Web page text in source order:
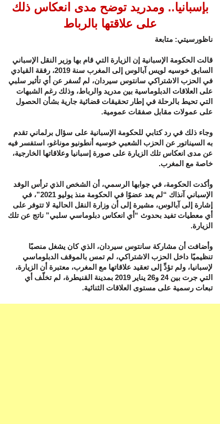
بإسبانيا.. ومدريد توضح مدى انعكاس ذلك
على علاقتها بالرباط
ناظورسيتي: متابعة
قالت الحكومة الإسبانية إن الزيارة التي قام بها وزير النقل الإسباني
السابق خوسيه لويس آبالوس إلى المغرب سنة 2019، رفقة القيادي
في الحزب الاشتراكي سانتوس سيردان، لم تُسفر عن أي تأثير سلبي
على العلاقات الدبلوماسية بين مدريد والرباط، وذلك رغم الشبهات
التي تحيط بالرحلة في إطار تحقيقات قضائية جارية بشأن الحصول
على عمولات مقابل صفقات عمومية.
وجاء ذلك في رد كتابي للحكومة الإسبانية على سؤال برلماني تقدم
به السيناتور عن الحزب الشعبي خوسيه أنطونيو موناغو، استفسر فيه
عن مدى انعكاس تلك الزيارة على صورة إسبانيا وعلاقاتها الخارجية،
خاصة مع المغرب.
وأكدت الحكومة، في جوابها الرسمي، أن الشخص الذي ترأس الوفد
الإسباني آنذاك “لم يعد عضوًا في الحكومة منذ يوليو 2021”، في
إشارة إلى آبالوس، مشيرة إلى أن وزارة النقل الحالية لا تتوفر على
أي معطيات تفيد بحدوث “أي انعكاس دبلوماسي سلبي” ناتج عن تلك
الزيارة.
وأضافت أن مشاركة سانتوس سيردان، الذي كان يشغل منصبًا
تنظيميًا داخل الحزب الاشتراكي، لم تمس بالموقف الدبلوماسي
لإسبانيا، ولم تؤدِّ إلى تعقيد علاقاتها مع المغرب، معتبرة أن الزيارة،
التي جرت بين 24 و26 يناير 2019 بمدينة القنيطرة، لم تخلّف أي
تبعات رسمية على مستوى العلاقات الثنائية.